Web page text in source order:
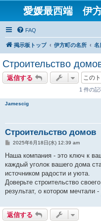
愛媛最西端 伊
FAQ
掲示板トップ 伊方町の名所 名
Строительство
返信する
1 件の記
Jamescig
Строительство домов
投
記
2025年6月18日(水) 12:39 am
Наша компания - это ключ к
каждый уголок вашего дома
источником радости и уюта.
Доверьте строительство
результат, о котором мечтали -
返信する